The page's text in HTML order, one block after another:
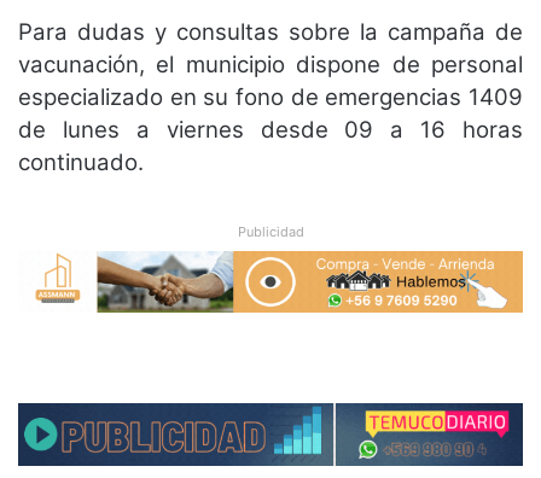
Para dudas y consultas sobre la campaña de
vacunación, el municipio dispone de personal
especializado en su fono de emergencias 1409
de lunes a viernes desde 09 a 16 horas
continuado.
Publicidad